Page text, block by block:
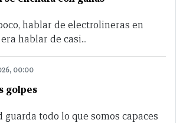
hablar de electrolineras en
hablar de casi...
00:00
golpes
guarda todo lo que somos capaces